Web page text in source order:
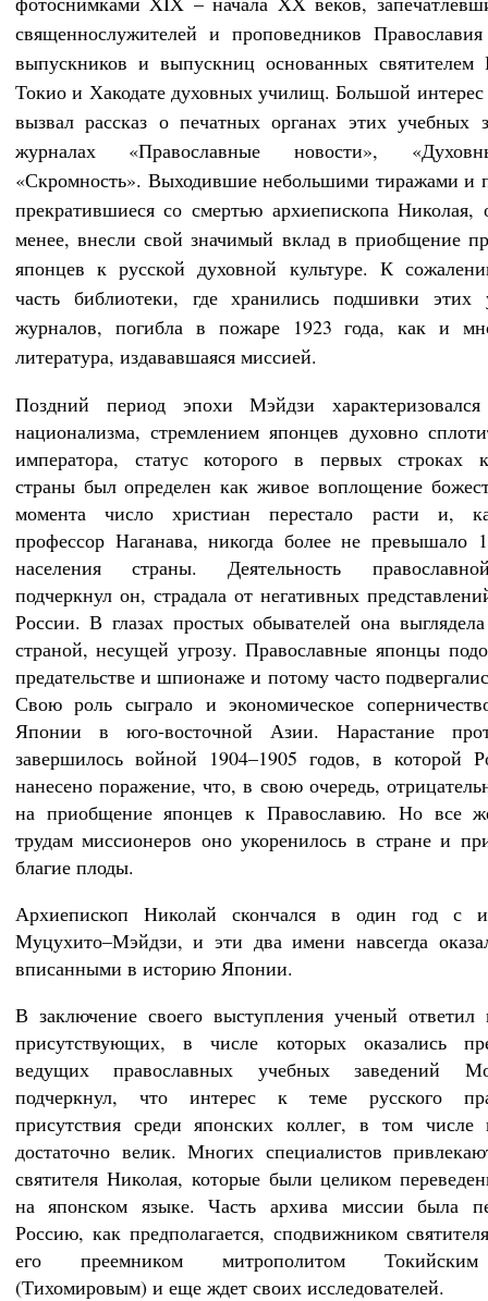
священнослужителей и проповедников
выпускников и выпускниц основанных святителем
Токио и Хакодате духовных училищ. Большой интерес
вызвал рассказ о печатных органах этих учебных
журналах «Православные новости»,
«Скромность». Выходившие небольшими тиражами и
прекратившиеся со смертью архиепископа
менее, внесли свой значимый вклад в приобщение
японцев к русской духовной культуре. К
часть библиотеки, где хранились подшивки этих
журналов, погибла в пожаре 1923 года, как и
литература, издававшаяся миссией.
Поздний период эпохи Мэйдзи
национализма, стремлением японцев духовно
императора, статус которого в первых строках
страны был определен как живое воплощение
момента число христиан перестало расти и,
профессор Наганава, никогда более не превышало
населения страны. Деятельность
подчеркнул он, страдала от негативных
России. В глазах простых обывателей она выглядела
страной, несущей угрозу. Православные японцы
предательстве и шпионаже и потому часто
Свою роль сыграло и экономическое
Японии в юго-восточной Азии. Нарастание
завершилось войной 1904–1905 годов, в которой
нанесено поражение, что, в свою очередь,
на приобщение японцев к Православию. Но все
трудам миссионеров оно укоренилось в стране и
благие плоды.
Архиепископ Николай скончался в один год с
Муцухито–Мэйдзи, и эти два имени навсегда
вписанными в историю Японии.
В заключение своего выступления ученый
присутствующих, в числе которых оказались
ведущих православных учебных заведений
подчеркнул, что интерес к теме русского
присутствия среди японских коллег, в том
достаточно велик. Многих специалистов
святителя Николая, которые были целиком
на японском языке. Часть архива миссии была
Россию, как предполагается, сподвижником
его преемником митрополитом
(Тихомировым) и еще ждет своих исследователей.